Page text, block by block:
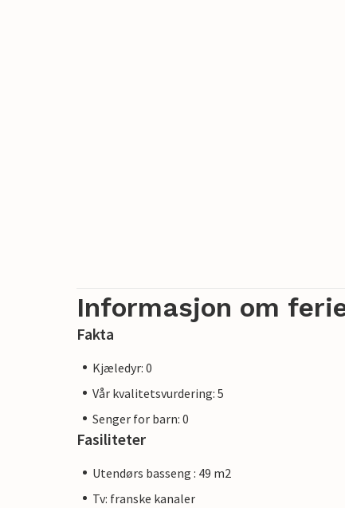
Informasjon om
Fakta
Kjæledyr: 0
Vår kvalitetsvurdering: 5
Senger for barn: 0
Fasiliteter
Utendørs basseng : 49 m2
Tv: franske kanaler